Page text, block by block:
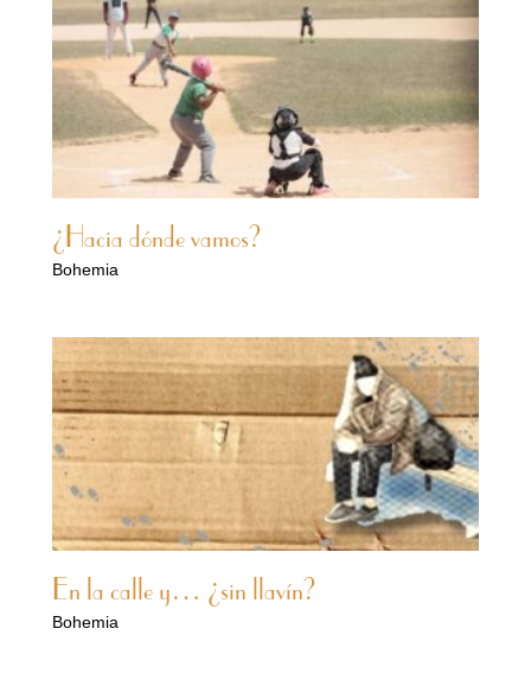
¿Hacia dónde vamos?
Bohemia
En la calle y… ¿sin llavín?
Bohemia